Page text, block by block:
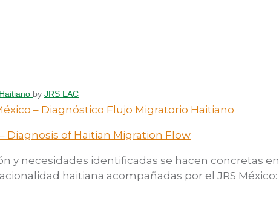
by JRS LAC
– Diagnóstico Flujo Migratorio Haitiano
Diagnosis of Haitian Migration Flow
y necesidades identificadas se hacen concretas en
haitiana acompañadas por el JRS México: